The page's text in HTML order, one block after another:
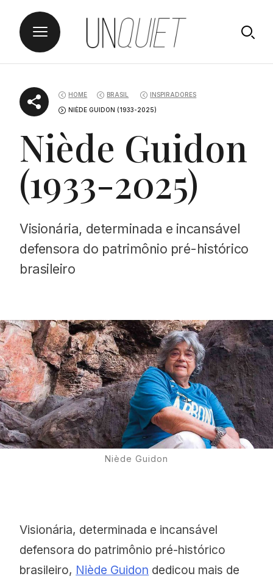
content
Proudly
HOME BRASIL INSPIRADORES
NIÈDE GUIDON (1933-2025)
Niède Guidon
(1933-2025)
Visionária, determinada e incansável
defensora do patrimônio pré-histórico
brasileiro
Niède Guidon
Visionária, determinada e incansável
defensora do patrimônio pré-histórico
brasileiro, Niède Guidon dedicou mais de